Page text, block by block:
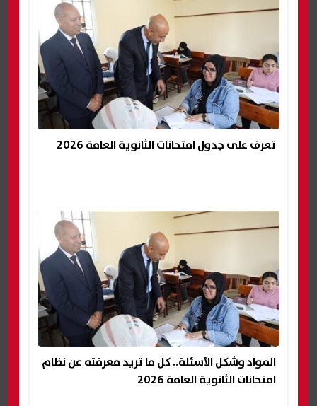
تعرف على جدول امتحانات الثانوية العامة 2026
المواد وشكل الأسئلة.. كل ما تريد معرفته عن نظام
امتحانات الثانوية العامة 2026